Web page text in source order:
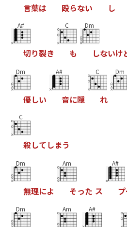
言葉は 殴らない し
A#
切り裂き
C
も
Dm
しないけ
Dm
優しい
A#
音に隠
C
れ
Dm
C
殺してしまう
Dm
無理によ
Am
そった ス
A#
プ
Dm Am A#